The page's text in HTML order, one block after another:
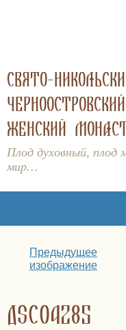
СВЯТО-
ЧЕРНООСТРОВСКИЙ
ЖЕНСКИЙ
Плод духовный, плод
мир…
Предыдущее
изображение
DSC04285